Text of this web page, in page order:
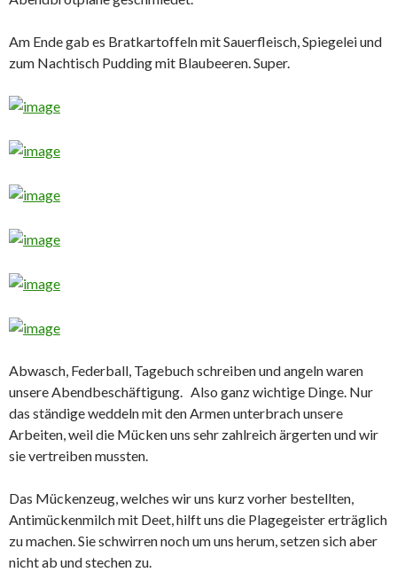
Am Ende gab es Bratkartoffeln mit Sauerfleisch, Spiegelei und
zum Nachtisch Pudding mit Blaubeeren. Super.
Abwasch, Federball, Tagebuch schreiben und angeln waren
unsere Abendbeschäftigung. Also ganz wichtige Dinge. Nur
das ständige weddeln mit den Armen unterbrach unsere
Arbeiten, weil die Mücken uns sehr zahlreich ärgerten und wir
sie vertreiben mussten.
Das Mückenzeug, welches wir uns kurz vorher bestellten,
Antimückenmilch mit Deet, hilft uns die Plagegeister erträglich
zu machen. Sie schwirren noch um uns herum, setzen sich aber
nicht ab und stechen zu.